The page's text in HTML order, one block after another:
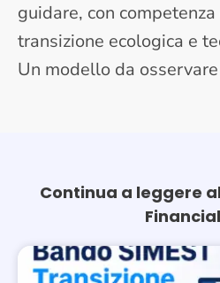
guidare, con
transizione ecologica e
Un modello da
Continua a leggere
Page